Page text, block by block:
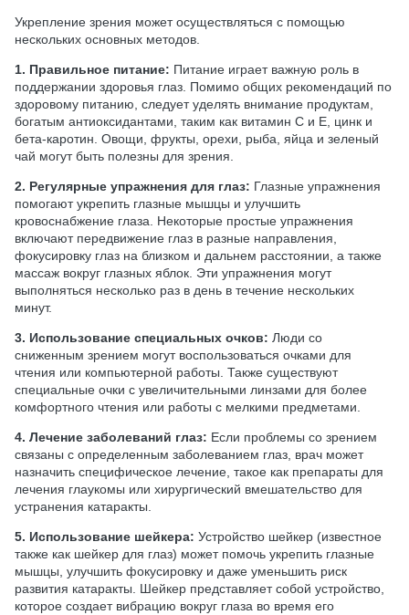
Укрепление зрения может осуществляться с помощью
нескольких основных методов.
1. Правильное питание: Питание играет важную роль в
поддержании здоровья глаз. Помимо общих рекомендаций по
здоровому питанию, следует уделять внимание продуктам,
богатым антиоксидантами, таким как витамин С и Е, цинк и
бета-каротин. Овощи, фрукты, орехи, рыба, яйца и зеленый
чай могут быть полезны для зрения.
2. Регулярные упражнения для глаз: Глазные упражнения
помогают укрепить глазные мышцы и улучшить
кровоснабжение глаза. Некоторые простые упражнения
включают передвижение глаз в разные направления,
фокусировку глаз на близком и дальнем расстоянии, а также
массаж вокруг глазных яблок. Эти упражнения могут
выполняться несколько раз в день в течение нескольких
минут.
3. Использование специальных очков: Люди со
сниженным зрением могут воспользоваться очками для
чтения или компьютерной работы. Также существуют
специальные очки с увеличительными линзами для более
комфортного чтения или работы с мелкими предметами.
4. Лечение заболеваний глаз: Если проблемы со зрением
связаны с определенным заболеванием глаз, врач может
назначить специфическое лечение, такое как препараты для
лечения глаукомы или хирургический вмешательство для
устранения катаракты.
5. Использование шейкера: Устройство шейкер (известное
также как шейкер для глаз) может помочь укрепить глазные
мышцы, улучшить фокусировку и даже уменьшить риск
развития катаракты. Шейкер представляет собой устройство,
которое создает вибрацию вокруг глаза во время его